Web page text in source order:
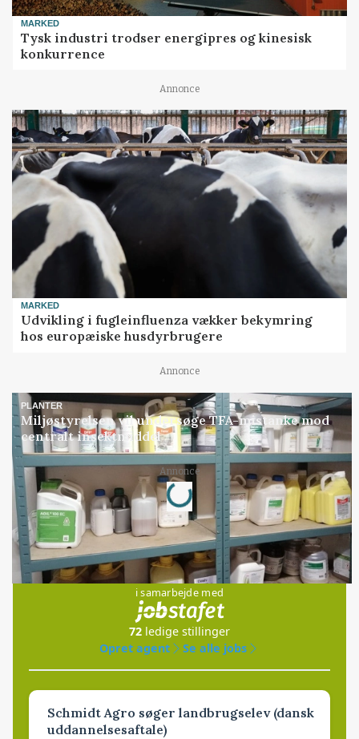
MARKED
Tysk industri trodser energipres og kinesisk
konkurrence
Annonce
MARKED
Udvikling i fugleinfluenza vækker bekymring
hos europæiske husdyrbrugere
Annonce
PLANTER
Miljøstyrelsen vil undersøge TFA-mistanke mod
centralt insektmiddel
Annonce
Loading...
Jobs
i samarbejde med
72 ledige stillinger
Opret agent
Se alle jobs
Schmidt Agro søger landbrugselev (dansk
uddannelsesaftale)